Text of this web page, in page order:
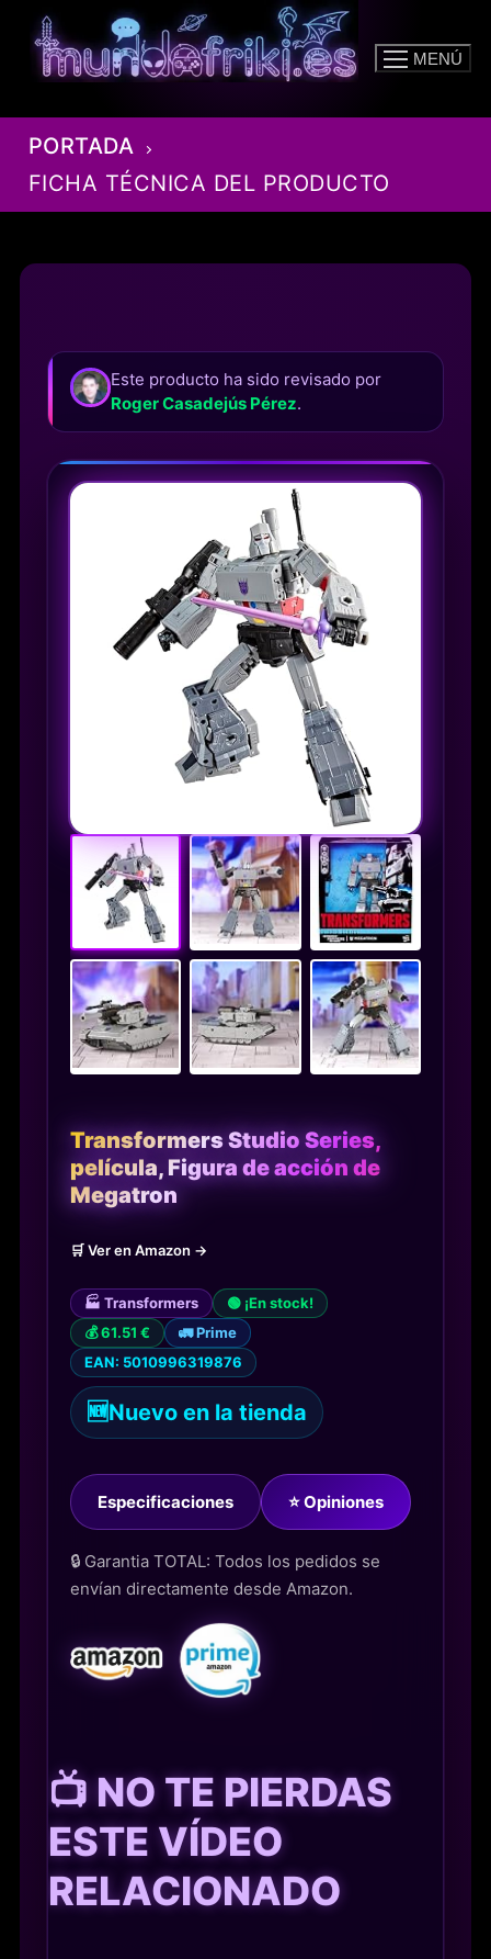
contenido
MENÚ
PORTADA
FICHA TÉCNICA DEL PRODUCTO
Este producto ha sido revisado por
Roger Casadejús Pérez.
Transformers Studio Series,
película, Figura de acción de
Megatron
🛒 Ver en Amazon →
🏭 Transformers
🟢 ¡En stock!
💰 61.51 €
🚛 Prime
EAN: 5010996319876
🆕Nuevo en la tienda
Especificaciones ⭐ Opiniones
🔒 Garantia TOTAL: Todos los pedidos se
envían directamente desde Amazon.
📺 NO TE PIERDAS
ESTE VÍDEO
RELACIONADO